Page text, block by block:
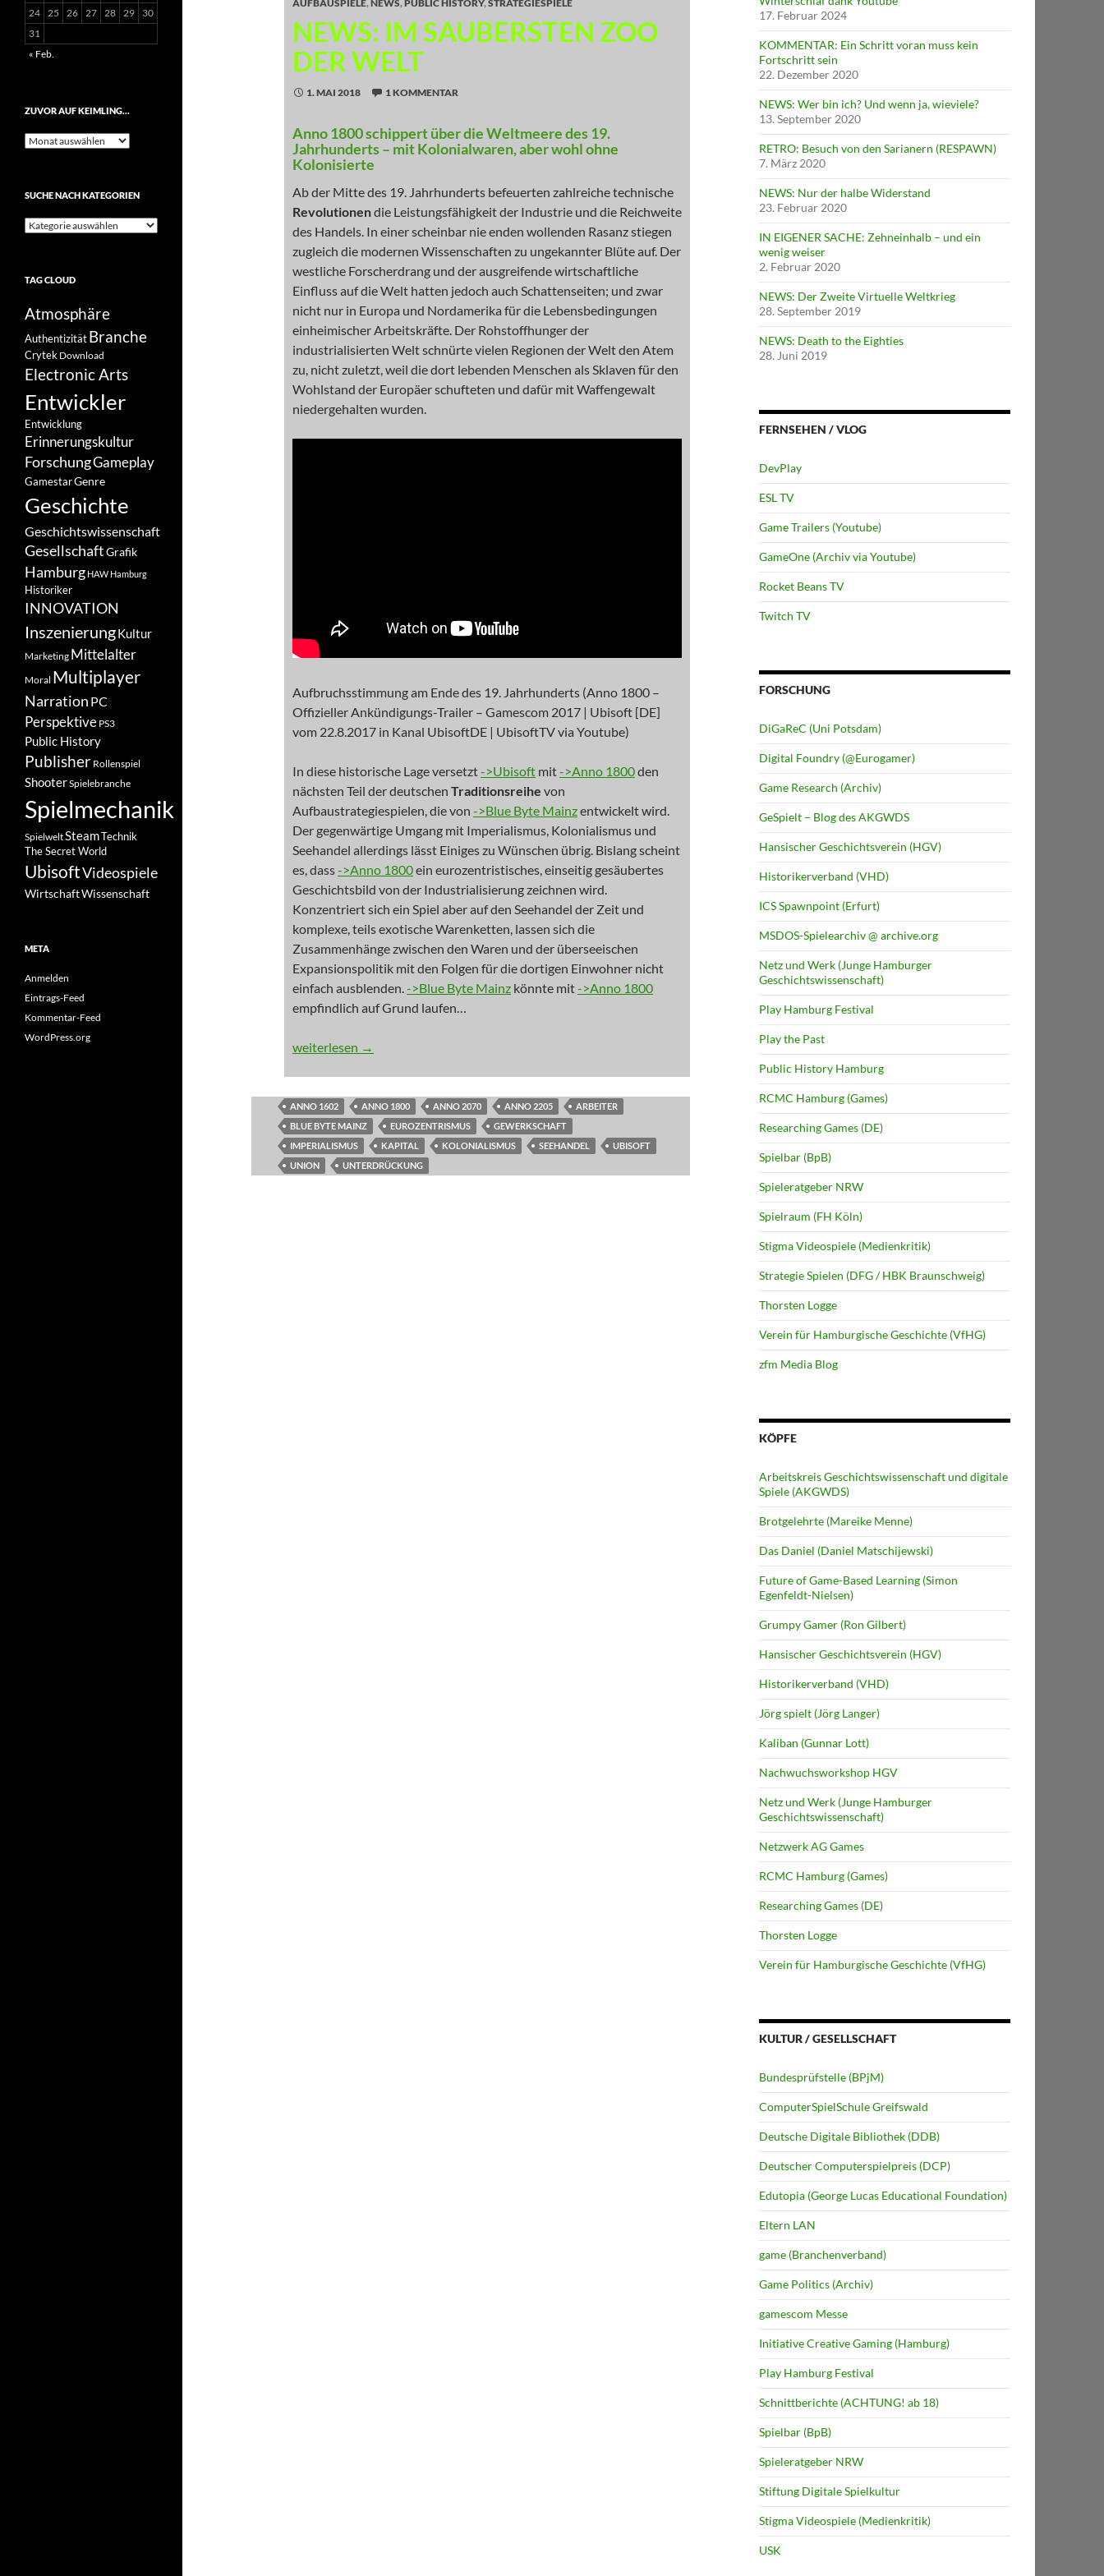
AUFBAUSPIELE,NEWS,PUBLIC HISTORY,STRATEGIESPIELE
NEWS: IM SAUBERSTEN ZOO
DER WELT
1. MAI 2018 1 KOMMENTAR
Anno 1800 schippert über die Weltmeere des 19.
Jahrhunderts – mit Kolonialwaren, aber wohl ohne
Kolonisierte
Ab der Mitte des 19. Jahrhunderts befeuerten zahlreiche technische
Revolutionendie Leistungsfähigkeit der Industrie und die Reichweite
des Handels. In einer scheinbar nie enden wollenden Rasanz stiegen
zugleich die modernen Wissenschaften zu ungekannter Blüte auf. Der
westliche Forscherdrang und der ausgreifende wirtschaftliche
Einfluss auf die Welt hatten jedoch auch Schattenseiten; und zwar
nicht nur in Europa und Nordamerika für die Lebensbedingungen
einheimischer Arbeitskräfte. Der Rohstoffhunger der
industrialisierten Welt schnürte vielen Regionen der Welt den Atem
zu, nicht zuletzt, weil die dort lebenden Menschen als Sklaven für den
Wohlstand der Europäer schufteten und dafür mit Waffengewalt
niedergehalten wurden.
Aufbruchsstimmung am Ende des 19. Jahrhunderts (Anno 1800 –
Offizieller Ankündigungs-Trailer – Gamescom 2017 | Ubisoft [DE]
vom 22.8.2017 in Kanal UbisoftDE | UbisoftTV via Youtube)
In diese historische Lage versetzt->Ubisoft mit->Anno 1800den
nächsten Teil der deutschen Traditionsreihe von
Aufbaustrategiespielen, die von ->Blue Byte Mainzentwickelt wird.
Der gegenwärtige Umgang mit Imperialismus, Kolonialismus und
Seehandel allerdings lässt Einiges zu Wünschen übrig. Bislang scheint
es, dass->Anno 1800ein eurozentristisches, einseitig gesäubertes
Geschichtsbild von der Industrialisierung zeichnen wird.
Konzentriert sich ein Spiel aber auf den Seehandel der Zeit und
komplexe, teils exotische Warenketten, lassen sich die
Zusammenhänge zwischen den Waren und der überseeischen
Expansionspolitik mit den Folgen für die dortigen Einwohner nicht
einfach ausblenden.->Blue Byte Mainz könnte mit->Anno 1800
empfindlich auf Grund laufen…
NEWS: Im saubersten Zoo der Welt
weiterlesen →
ANNO 1602 ANNO 1800 ANNO 2070 ANNO 2205
ARBEITER
BLUE BYTE MAINZ
EUROZENTRISMUS
GEWERKSCHAFT
IMPERIALISMUS
KAPITAL KOLONIALISMUS SEEHANDEL
UBISOFT
UNION
UNTERDRÜCKUNG
17. Februar 2024
KOMMENTAR: Ein Schritt voran muss kein
Fortschritt sein
22. Dezember 2020
NEWS: Wer bin ich? Und wenn ja, wieviele?
13. September 2020
RETRO: Besuch von den Sarianern (RESPAWN)
7. März 2020
NEWS: Nur der halbe Widerstand
23. Februar 2020
IN EIGENER SACHE: Zehneinhalb – und ein
wenig weiser
2. Februar 2020
NEWS: Der Zweite Virtuelle Weltkrieg
28. September 2019
NEWS: Death to the Eighties
28. Juni 2019
FERNSEHEN / VLOG
DevPlay
ESL TV
Game Trailers (Youtube)
GameOne (Archiv via Youtube)
Rocket Beans TV
Twitch TV
FORSCHUNG
DiGaReC (Uni Potsdam)
Digital Foundry (@Eurogamer)
Game Research (Archiv)
GeSpielt – Blog des AKGWDS
Hansischer Geschichtsverein (HGV)
Historikerverband (VHD)
ICS Spawnpoint (Erfurt)
MSDOS-Spielearchiv @ archive.org
Netz und Werk (Junge Hamburger
Geschichtswissenschaft)
Play Hamburg Festival
Play the Past
Public History Hamburg
RCMC Hamburg (Games)
Researching Games (DE)
Spielbar (BpB)
Spieleratgeber NRW
Spielraum (FH Köln)
Stigma Videospiele (Medienkritik)
Strategie Spielen (DFG / HBK Braunschweig)
Thorsten Logge
Verein für Hamburgische Geschichte (VfHG)
zfm Media Blog
KÖPFE
Arbeitskreis Geschichtswissenschaft und digitale
Spiele (AKGWDS)
Brotgelehrte (Mareike Menne)
Das Daniel (Daniel Matschijewski)
Future of Game-Based Learning (Simon
Egenfeldt-Nielsen)
Grumpy Gamer (Ron Gilbert)
Hansischer Geschichtsverein (HGV)
Historikerverband (VHD)
Jörg spielt (Jörg Langer)
Kaliban (Gunnar Lott)
Nachwuchsworkshop HGV
Netz und Werk (Junge Hamburger
Geschichtswissenschaft)
Netzwerk AG Games
RCMC Hamburg (Games)
Researching Games (DE)
Thorsten Logge
Verein für Hamburgische Geschichte (VfHG)
KULTUR / GESELLSCHAFT
Bundesprüfstelle (BPjM)
ComputerSpielSchule Greifswald
Deutsche Digitale Bibliothek (DDB)
Deutscher Computerspielpreis (DCP)
Edutopia (George Lucas Educational Foundation)
Eltern LAN
game (Branchenverband)
Game Politics (Archiv)
gamescom Messe
Initiative Creative Gaming (Hamburg)
Play Hamburg Festival
Schnittberichte (ACHTUNG! ab 18)
Spielbar (BpB)
Spieleratgeber NRW
Stiftung Digitale Spielkultur
Stigma Videospiele (Medienkritik)
USK
24 25 26 27 28 29
30
31
« Feb.
ZUVOR AUF KEIMLING…
Zuvor
SUCHE NACH KATEGORIEN
Suche
TAG CLOUD
Atmosphäre
Authentizität Branche
Crytek Download
Electronic Arts
Entwickler
Entwicklung
Erinnerungskultur
ForschungGameplay
GamestarGenre
Geschichte
Geschichtswissenschaft
GesellschaftGrafik
Hamburg HAW Hamburg
Historiker
INNOVATION
InszenierungKultur
Marketing Mittelalter
Moral Multiplayer
Narration PC
Perspektive PS3
Public History
Publisher Rollenspiel
ShooterSpielebranche
Spielmechanik
SpielweltSteamTechnik
The Secret World
UbisoftVideospiele
WirtschaftWissenschaft
META
Anmelden
Eintrags-Feed
Kommentar-Feed
WordPress.org